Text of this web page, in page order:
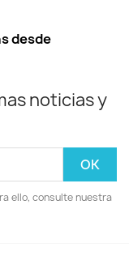
desde
noticias y
ello, consulte nuestra